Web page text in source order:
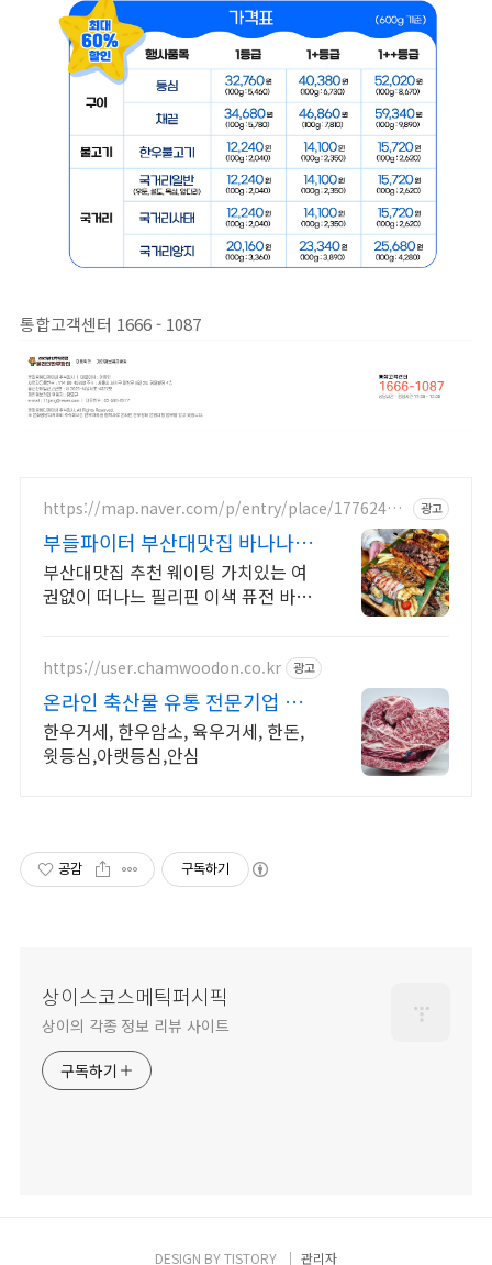
통합고객센터 1666 - 1087
https://map.naver.com/p/entry/place/17762480
광고
부들파이터 부산대맛집 바나나잎
위 육해공 바베큐
부산대맛집 추천 웨이팅 가치있는 여
권없이 떠나느 필리핀 이색 퓨전 바베
험해보세요 !!
https://user.chamwoodon.co.kr 광고
온라인 축산물 유통 전문기업 도
매 첫 거래는 3% 할인
한우거세, 한우암소, 육우거세, 한돈,
윗등심,아랫등심,안심
공감 구독하기
상이스코스메틱퍼시픽
상이의 각종 정보 리뷰 사이트
구독하기
DESIGN BYTISTORY 관리자